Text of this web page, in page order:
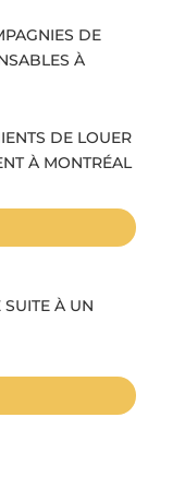
DE
À
DE LOUER
À MONTRÉAL
SUITE À UN